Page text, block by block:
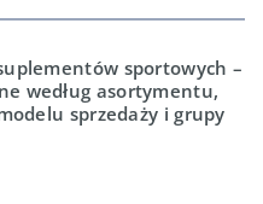
sportowych –
według asortymentu,
sprzedaży i grupy